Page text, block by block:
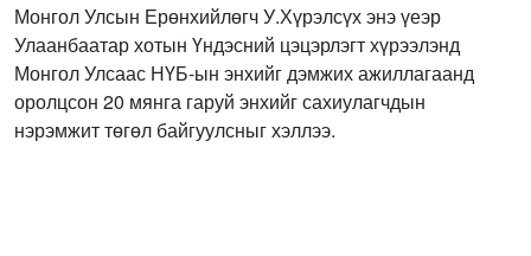
Монгол Улсын Ерөнхийлөгч У.Хүрэлсүх энэ үеэр
Улаанбаатар хотын Үндэсний цэцэрлэгт хүрээлэнд
Монгол Улсаас НҮБ-ын энхийг дэмжих ажиллагаанд
оролцсон 20 мянга гаруй энхийг сахиулагчдын
нэрэмжит төгөл байгуулсныг хэллээ.